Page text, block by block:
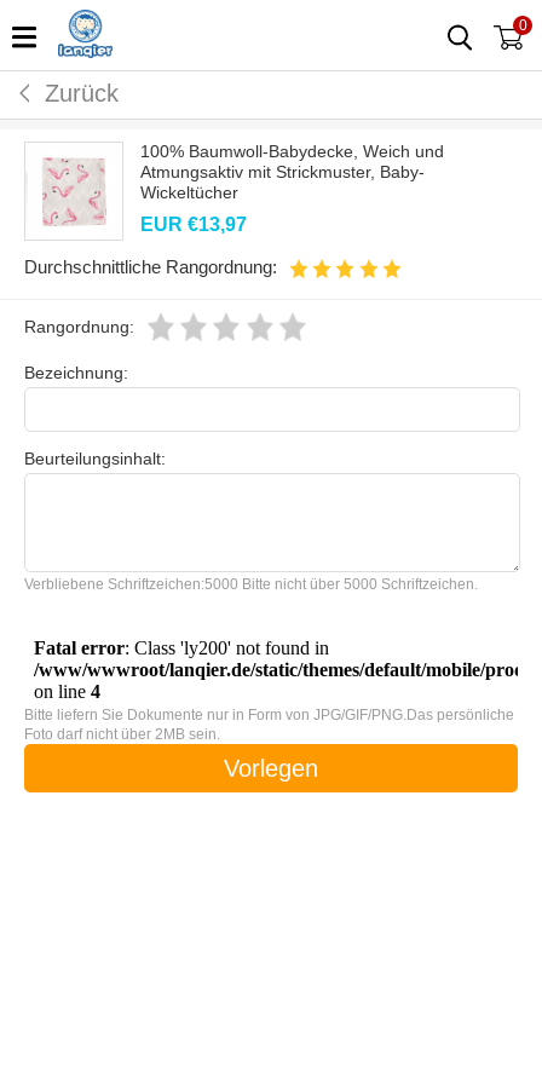
0
Zurück
100% Baumwoll-Babydecke, Weich und
Atmungsaktiv mit Strickmuster, Baby-
Wickeltücher
EUR €13,97
Durchschnittliche Rangordnung:
Rangordnung:
Bezeichnung:
Beurteilungsinhalt:
Verbliebene Schriftzeichen:5000 Bitte nicht über 5000 Schriftzeichen.
Bitte liefern Sie Dokumente nur in Form von JPG/GIF/PNG.Das persönliche
Foto darf nicht über 2MB sein.